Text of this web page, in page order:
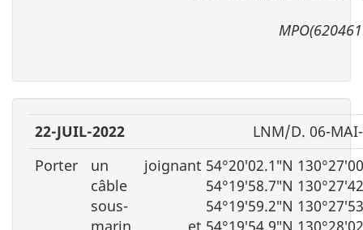
22-JUIL-2022
LNM/D. 06-
Porter
un
câble
sous-
marin
joignant 54°20′02.1″N
54°19′58.7″N
54°19′59.2″N
et 54°19′54.9″N